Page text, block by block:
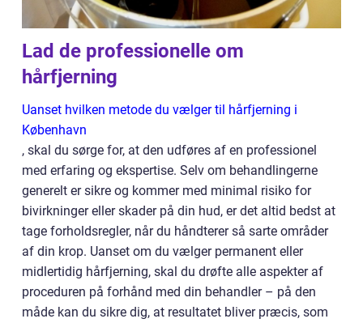
Lad de professionelle om
hårfjerning
Uanset hvilken metode du vælger til hårfjerning i
København
, skal du sørge for, at den udføres af en professionel
med erfaring og ekspertise. Selv om behandlingerne
generelt er sikre og kommer med minimal risiko for
bivirkninger eller skader på din hud, er det altid bedst at
tage forholdsregler, når du håndterer så sarte områder
af din krop. Uanset om du vælger permanent eller
midlertidig hårfjerning, skal du drøfte alle aspekter af
proceduren på forhånd med din behandler – på den
måde kan du sikre dig, at resultatet bliver præcis, som